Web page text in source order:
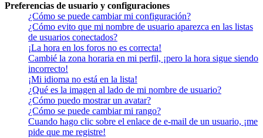
Preferencias de usuario y configuraciones
¿Cómo se puede cambiar mi configuración?
¿Cómo evito que mi nombre de usuario aparezca en las listas
de usuarios conectados?
¡La hora en los foros no es correcta!
Cambié la zona horaria en mi perfil, ¡pero la hora sigue siendo
incorrecto!
¡Mi idioma no está en la lista!
¿Qué es la imagen al lado de mi nombre de usuario?
¿Cómo puedo mostrar un avatar?
¿Cómo se puede cambiar mi rango?
Cuando hago clic sobre el enlace de e-mail de un usuario, ¡me
pide que me registre!